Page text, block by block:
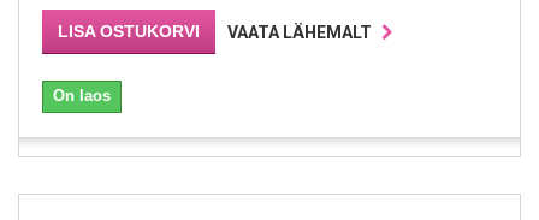
LISA OSTUKORVI VAATA LÄHEMALT
On laos